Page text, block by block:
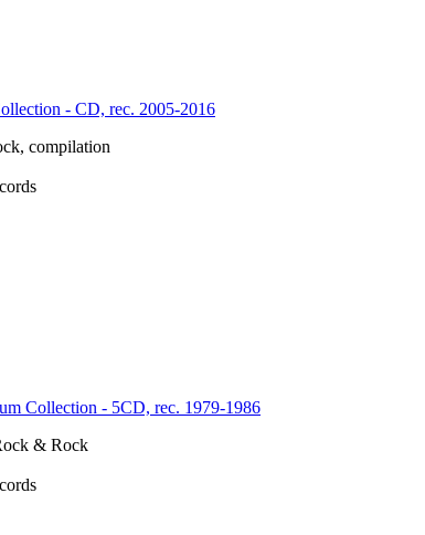
- CD, rec. 2005-2016
compilation
Collection - 5CD, rec. 1979-1986
& Rock